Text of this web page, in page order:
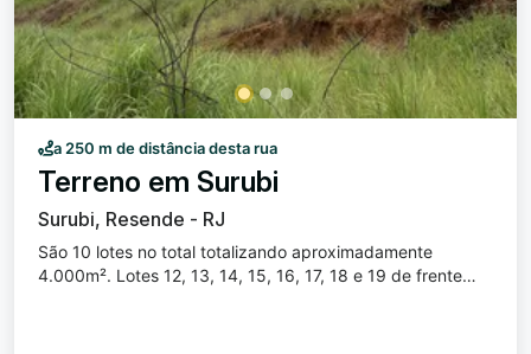
a 250 m de distância desta rua
Terreno em Surubi
Surubi, Resende - RJ
São 10 lotes no total totalizando aproximadamente
4.000m². Lotes 12, 13, 14, 15, 16, 17, 18 e 19 de frente